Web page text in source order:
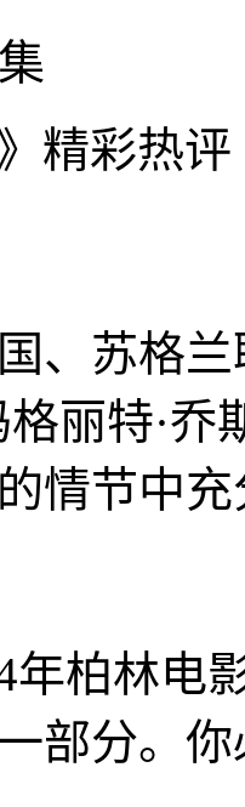
精彩热评
、苏格
格丽特·
情节中
年柏林电
部分。